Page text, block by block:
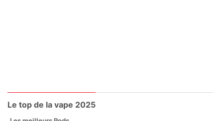
Le top de la vape 2025